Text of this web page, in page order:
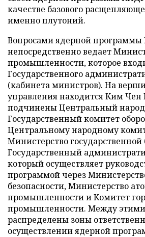
качестве базового
именно плутоний.
Вопросами ядерной
непосредственно ведает
промышленности, которое
Государственного
(кабинета министров). На
управления находится Ким
подчинены Центральный
Государственный комитет
Центральному народному
Министерство государственной
Государственный
который осуществляет
программой через
безопасности, Министерство
промышленности и Комитет
промышленности. Между
распределены зоны
осуществлении ядерной